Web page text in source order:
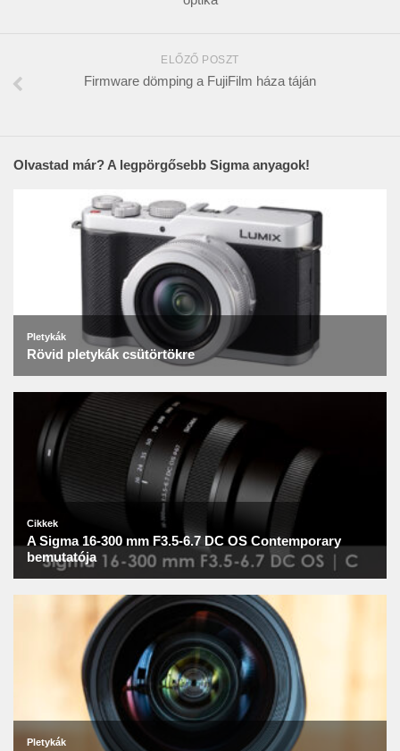
ELŐZŐ POSZT
Firmware dömping a FujiFilm háza táján
Olvastad már? A legpörgősebb Sigma anyagok!